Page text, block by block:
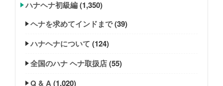
ハナヘナ初級編(1,350)
ヘナを求めてインドまで(39)
ハナヘナについて (124)
全国のハナ ヘナ取扱店(55)
Q & A(1,020)